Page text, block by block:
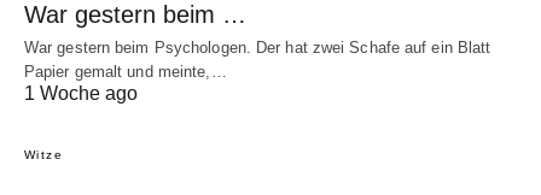
War gestern beim …
War gestern beim Psychologen. Der hat zwei Schafe auf ein Blatt
Papier gemalt und meinte,…
1 Woche ago
Witze